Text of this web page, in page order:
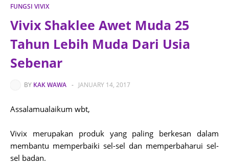
FUNGSI VIVIX
Vivix Shaklee Awet Muda 25
Tahun Lebih Muda Dari Usia
Sebenar
BY KAK WAWA - JANUARY 14, 2017
Assalamualaikum wbt,
Vivix merupakan produk yang paling berkesan dalam
membantu memperbaiki sel-sel dan memperbaharui sel-
sel badan.